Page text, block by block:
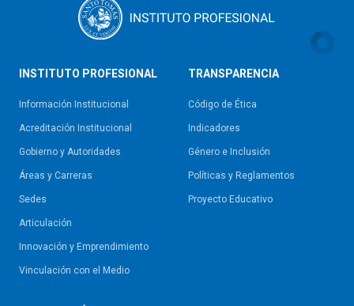
INSTITUTO PROFESIONAL
Información Institucional
Acreditación Institucional
Gobierno y Autoridades​
Áreas y Carreras
Sedes
Articulación
Innovación y Emprendimiento
Vinculación con el Medio
TRANSPARENCIA
Código de Ética
Indicadores
Género e Inclusión
Políticas y Reglamentos​
Proyecto Educativo